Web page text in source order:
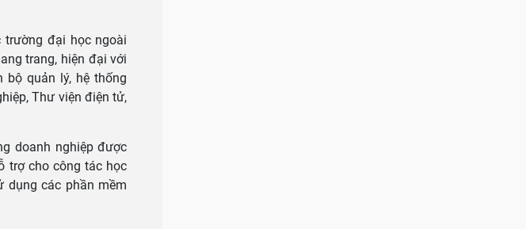
đại học ngoài
trang, hiện đại với
quản lý, hệ thống
Thư viện điện tử,
doanh nghiệp được
trợ cho công tác học
dụng các phần mềm